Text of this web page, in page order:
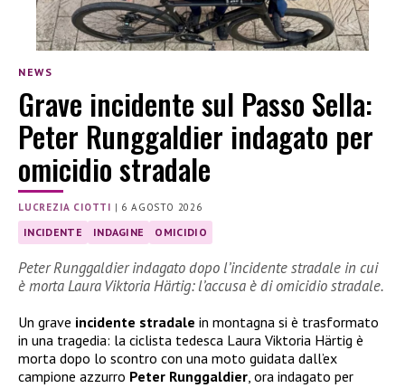
NEWS
Grave incidente sul Passo Sella:
Peter Runggaldier indagato per
omicidio stradale
LUCREZIA CIOTTI | 6 AGOSTO 2026
INCIDENTE INDAGINE OMICIDIO
Peter Runggaldier indagato dopo l’incidente stradale in cui
è morta Laura Viktoria Härtig: l’accusa è di omicidio stradale.
Un grave incidente stradale in montagna si è trasformato
in una tragedia: la ciclista tedesca Laura Viktoria Härtig è
morta dopo lo scontro con una moto guidata dall’ex
campione azzurro Peter Runggaldier, ora indagato per